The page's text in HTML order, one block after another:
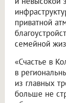
приватной
семейной
«Счастье в
в
из главных
больше не